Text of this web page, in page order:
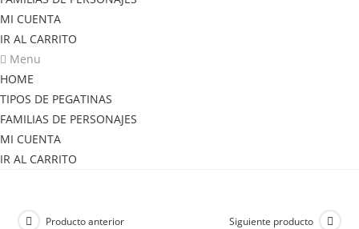
MI CUENTA
IR AL CARRITO
Menu
HOME
TIPOS DE PEGATINAS
FAMILIAS DE PERSONAJES
MI CUENTA
IR AL CARRITO
Producto anterior Siguiente producto